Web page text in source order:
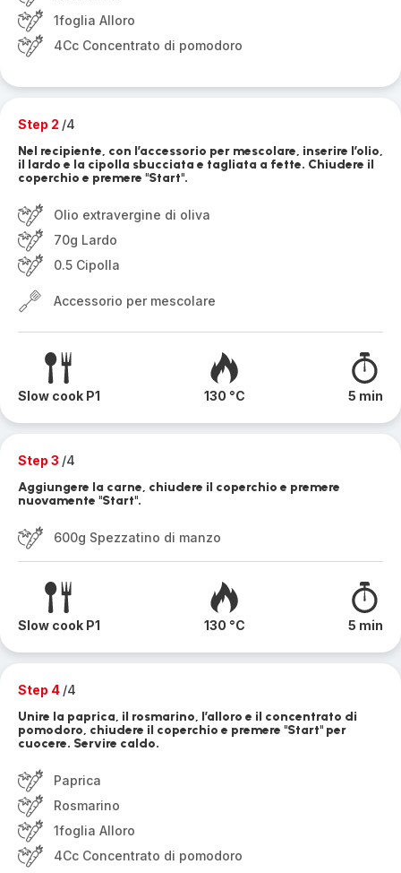
1foglia Alloro
4Cc Concentrato di pomodoro
Step 2 /4
Nel recipiente, con l’accessorio per mescolare, inserire l’olio,
il lardo e la cipolla sbucciata e tagliata a fette. Chiudere il
coperchio e premere "Start".
Olio extravergine di oliva
70g Lardo
0.5 Cipolla
Accessorio per mescolare
Slow cook P1 130 °C 5 min
Step 3 /4
Aggiungere la carne, chiudere il coperchio e premere
nuovamente "Start".
600g Spezzatino di manzo
Slow cook P1 130 °C 5 min
Step 4 /4
Unire la paprica, il rosmarino, l’alloro e il concentrato di
pomodoro, chiudere il coperchio e premere "Start" per
cuocere. Servire caldo.
Paprica
Rosmarino
1foglia Alloro
4Cc Concentrato di pomodoro